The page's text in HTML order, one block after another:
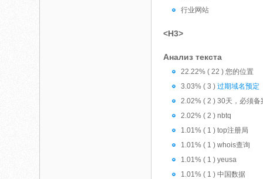
行业网站
<H3>
Анализ текста
22.22% ( 22 ) 您的位置
3.03% ( 3 )过期域名预定
2.02% ( 2 ) 30天，必须备
2.02% ( 2 ) nbtq
1.01% ( 1 ) top注册局
1.01% ( 1 ) whois查询
1.01% ( 1 ) yeusa
1.01% ( 1 ) 中国数据